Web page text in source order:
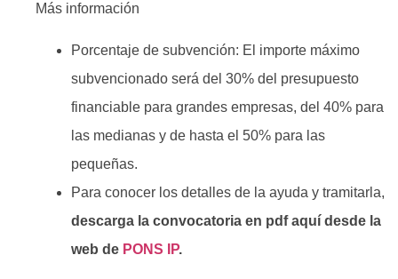
Más información
Porcentaje de subvención: El importe máximo
subvencionado será del 30% del presupuesto
financiable para grandes empresas, del 40% para
las medianas y de hasta el 50% para las
pequeñas.
Para conocer los detalles de la ayuda y tramitarla,
descarga la convocatoria en pdf aquí desde la
web de PONS IP.